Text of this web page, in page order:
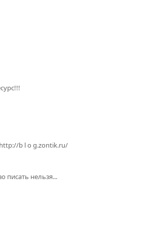
b l o g.zontik.ru/
писать нельзя...